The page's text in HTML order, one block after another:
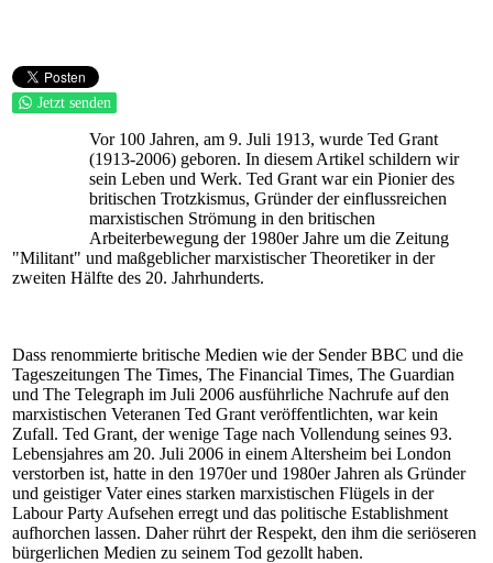
Jetzt senden
Vor 100 Jahren, am 9. Juli 1913, wurde Ted Grant
(1913-2006) geboren. In diesem Artikel schildern wir
sein Leben und Werk. Ted Grant war ein Pionier des
britischen Trotzkismus, Gründer der einflussreichen
marxistischen Strömung in den britischen
Arbeiterbewegung der 1980er Jahre um die Zeitung
"Militant" und maßgeblicher marxistischer Theoretiker in der
zweiten Hälfte des 20. Jahrhunderts.
Dass renommierte britische Medien wie der Sender BBC und die
Tageszeitungen The Times, The Financial Times, The Guardian
und The Telegraph im Juli 2006 ausführliche Nachrufe auf den
marxistischen Veteranen Ted Grant veröffentlichten, war kein
Zufall. Ted Grant, der wenige Tage nach Vollendung seines 93.
Lebensjahres am 20. Juli 2006 in einem Altersheim bei London
verstorben ist, hatte in den 1970er und 1980er Jahren als Gründer
und geistiger Vater eines starken marxistischen Flügels in der
Labour Party Aufsehen erregt und das politische Establishment
aufhorchen lassen. Daher rührt der Respekt, den ihm die seriöseren
bürgerlichen Medien zu seinem Tod gezollt haben.